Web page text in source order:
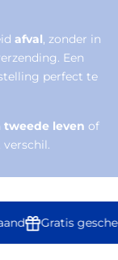
afval, zonder in
Een
perfect te
tweede leven of
Gratis